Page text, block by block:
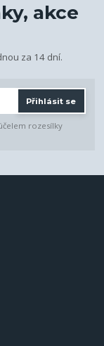
akce
za 14 dní.
Přihlásit se
rozesílky